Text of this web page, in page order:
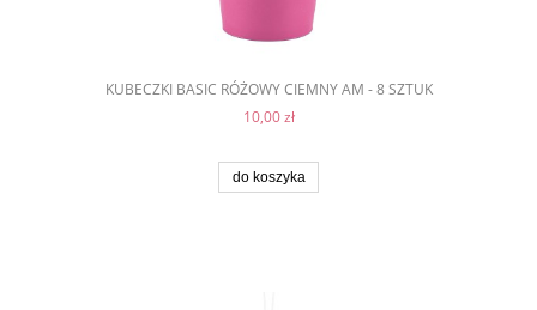
KUBECZKI BASIC RÓŻOWY CIEMNY AM - 8 SZTUK
10,00 zł
do koszyka